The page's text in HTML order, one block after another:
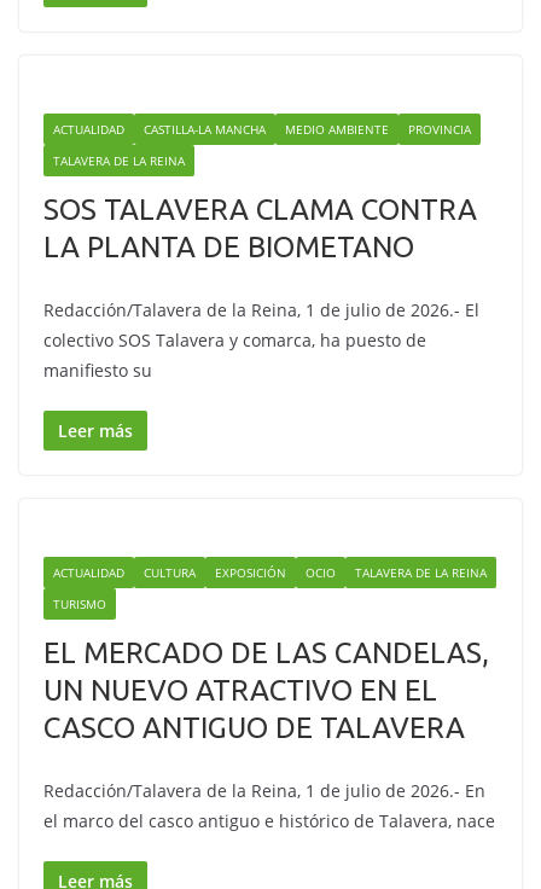
ACTUALIDAD CASTILLA-LA MANCHA MEDIO AMBIENTE
PROVINCIA
TALAVERA DE LA REINA
SOS TALAVERA CLAMA CONTRA
LA PLANTA DE BIOMETANO
Redacción/Talavera de la Reina, 1 de julio de 2026.- El
colectivo SOS Talavera y comarca, ha puesto de
manifiesto su
Leer más
ACTUALIDAD CULTURA EXPOSICIÓN OCIO
TALAVERA DE LA REINA
TURISMO
EL MERCADO DE LAS CANDELAS,
UN NUEVO ATRACTIVO EN EL
CASCO ANTIGUO DE TALAVERA
Redacción/Talavera de la Reina, 1 de julio de 2026.- En
el marco del casco antiguo e histórico de Talavera, nace
Leer más